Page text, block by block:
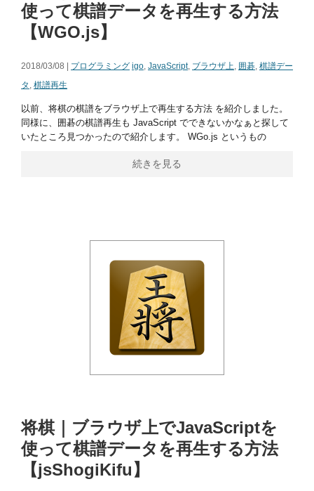
使って棋譜データを再生する方法
【WGO.js】
2018/03/08 | プログラミング igo, JavaScript, ブラウザ上, 囲碁, 棋譜デー
タ , 棋譜再生
以前、将棋の棋譜をブラウザ上で再生する方法 を紹介しました。
同様に、囲碁の棋譜再生も JavaScript でできないかなぁと探して
いたところ見つかったので紹介します。 WGo.js というもの
続きを見る
将棋｜ブラウザ上でJavaScriptを
使って棋譜データを再生する方法
【jsShogiKifu】